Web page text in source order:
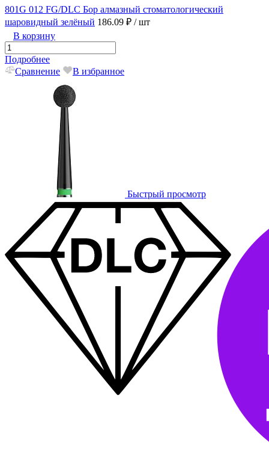
801G 012 FG/DLC Бор алмазный стоматологический
шаровидный зелёный 186.09 ₽ / шт
В корзину
Подробнее
Сравнение
В избранное
Быстрый просмотр